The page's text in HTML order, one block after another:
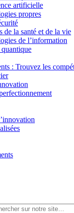
artificielle
propres
de la santé et de la vie
de l’information
quantique
: Trouvez les